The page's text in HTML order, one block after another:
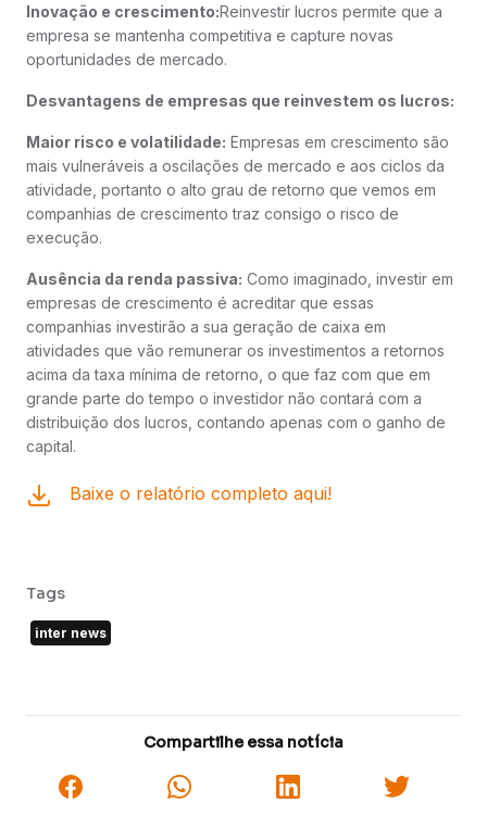
Inovação e crescimento:Reinvestir lucros permite que a
empresa se mantenha competitiva e capture novas
oportunidades de mercado.
Desvantagens de empresas que reinvestem os lucros:
Maior risco e volatilidade: Empresas em crescimento são
mais vulneráveis a oscilações de mercado e aos ciclos da
atividade, portanto o alto grau de retorno que vemos em
companhias de crescimento traz consigo o risco de
execução.
Ausência da renda passiva: Como imaginado, investir em
empresas de crescimento é acreditar que essas
companhias investirão a sua geração de caixa em
atividades que vão remunerar os investimentos a retornos
acima da taxa mínima de retorno, o que faz com que em
grande parte do tempo o investidor não contará com a
distribuição dos lucros, contando apenas com o ganho de
capital.
Baixe o relatório completo aqui!
Tags
inter news
Compartilhe essa notícia